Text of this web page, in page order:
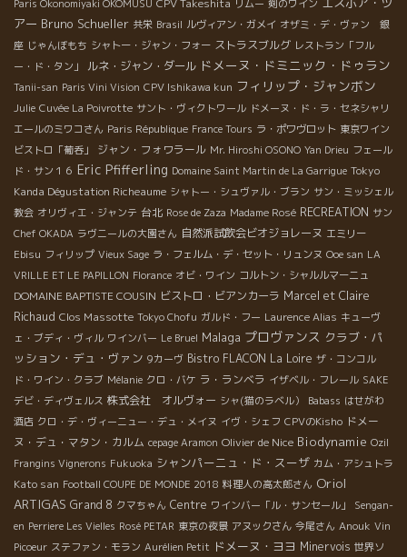
Paris Okonomiyaki OKOMUSU
リムー 剣のワイン
アー Bruno Schueller 共栄 Brasil ルヴィアン・ガメイ オザミ・デ・ヴァン 銀
座 じゃんぼもち シャトー・ジャン・フォー ストラスブルグ レストラン「フル
ー・ド・タン」
ルネ・ジャン・ダール ドメーヌ・ドミニック・ドゥラン
Tanii-san Paris Vini Vision CPV Ishikawa kun フィリップ・ジャンボン
Julie Cuvée La Poivrotte サント・ヴィクトワール ドメーヌ・ド・ラ・セネシャリ
エールのミワコさん Paris République France Tours ラ・ポワヴロット 東京ワイン
ビストロ「葡呑」
ジャン・フォワラール Mr. Hiroshi OSONO Yan Drieu フェール
ド・サン１６ Eric Pfifferling Domaine Saint Martin de La Garrigue Tokyo
Kanda Dégustation Richeaume シャトー・シュヴァル・ブラン サン・ミッシェル
教会 オリヴィエ・ジャンテ 台北 Rose de Zaza Madame Rosé RECREATION サン
Chef OKADA ラヴニールの大園さん 自然派試飲会ビオジョレーヌ エミリー
Ebisu フィリップ Vieux Sage ラ・フェルム・デ・セット・リュンヌ Ooe san LA
VRILLE ET LE PAPILLON Florance オビ・ワイン コルトン・シャルルマーニュ
DOMAINE BAPTISTE COUSIN ビストロ・ビアンカーラ Marcel et Claire
Richaud Clos Massotte Tokyo Chofu ガルド・フー Laurence Alias キューヴ
ェ・ブディ・ヴィル ワインバー Le Bruel Malaga プロヴァンス クラブ・パ
ッション・デュ・ヴァン 9カーヴ Bistro FLACON La Loire ザ・コンコル
ド・ワイン・クラブ Mélanie クロ・バケ ラ・ランベラ イザベル・フレール SAKE
デビ・ディヴェルス 株式会社 オルヴォー シャ(猫のラベル） Babass はせがわ
酒店 クロ・デ・ヴィーニュー・デュ・メイヌ イヴ・シェフ CPVのKisho ドメー
ヌ・デュ・マタン・カルム cepage Aramon Olivier de Nice Biodynamie Ozil
Frangins Vignerons Fukuoka シャンパーニュ・ド・スーザ カム・アシュトラ
Kato san Football COUPE DE MONDE 2018 料理人の高太郎さん Oriol
ARTIGAS Grand 8 クマちゃん Centre ワインバー「ル・サンセール」
Sengan-
en Perriere Les Vielles Rosé PETAR 東京の夜景 アヌックさん 今尾さん Anouk Vin
Picoeur ステファン・モラン Aurélien Petit ドメーヌ・ヨヨ Minervois 世界ソ